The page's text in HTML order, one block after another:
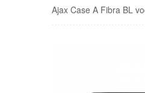
Ajax Case A Fibra BL